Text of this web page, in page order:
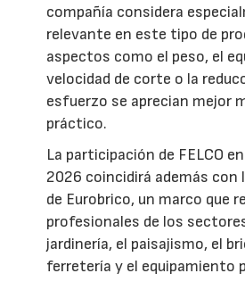
compañía considera
relevante en este tipo de
aspectos como el peso, el
velocidad de corte o la
esfuerzo se aprecian mejor
práctico.
La participación de FELCO
2026 coincidirá además con
de Eurobrico, un marco que
profesionales de los
jardinería, el paisajismo, el
ferretería y el equipamiento